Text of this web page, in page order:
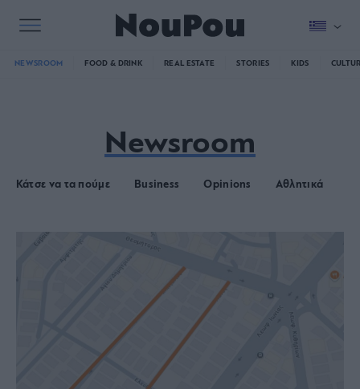
NEWSROOM FOOD & DRINK REAL ESTATE STORIES KIDS
Newsroom
Κάτσε να τα πούμε Business Opinions Αθλητικά